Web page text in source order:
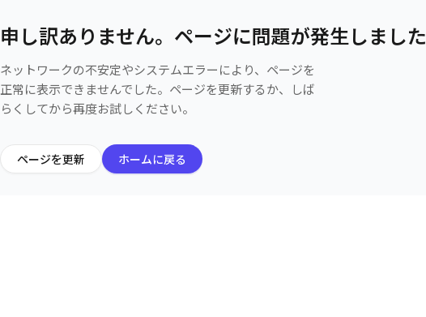
申し訳ありません。ページに問題が発生しました
ネットワークの不安定やシステムエラーにより、ページを
正常に表示できませんでした。ページを更新するか、しば
らくしてから再度お試しください。
ページを更新 ホームに戻る